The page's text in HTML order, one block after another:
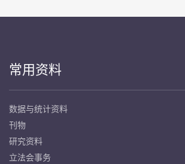
常用资料
数据与统计资料
刊物
研究资料
立法会事务